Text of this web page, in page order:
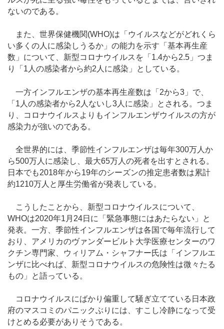
ないのである。
また、世界保健機関(WHO)は「ウイルスなどがどれくら
い多くの人に感染しうるか」の能力を示す「基本再生産
数」について、新型コロナウイルスを「1.4から2.5」つま
り「1人の感染者から約2人に感染」としている。
一方インフルエンザの基本再生産数は「2から3」で、
「1人の感染者から2人ないし3人に感染」とされる。つま
り、コロナウイルスよりもインフルエンザウイルスの方が
感染力が強いのである。
全世界的には、季節性インフルエンザは毎年300万人か
ら500万人に感染し、最大65万人の死者を出すとされる。
日本でも2018年から19年のシーズンの推定患者数は累計
約1210万人と厚生労働省が発表している。
こうしたことから、新型コロナウイルスについて、
WHOは2020年1月24日に「緊急事態にはあたらない」と
発表。一方、季節性インフルエンザは各国で毎年流行して
おり、アメリカのヴァンダービルト大学医療センターのワ
クチン専門家、ウィリアム・シャフナー氏は「インフルエ
ンザに比べれば、新型コロナウイルスの危険性は微々たる
もの」と語っている。
コロナウイルスにばかり偏重して騒ぎ立てている日本政
府のマスコミのパニックぶりには、すこし冷静になって受
けとめる必要がありそうである。